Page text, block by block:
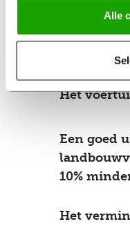
Alle
3
Het
Een goed
10%
Het